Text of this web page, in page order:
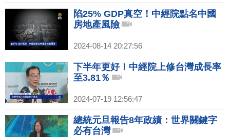
陷25% GDP真空！中經院點名中國
房地產風險
2024-08-14 20:27:56
下半年更好！中經院上修台灣成長率
至3.81％
2024-07-19 12:56:47
總統元旦報告8年政績：世界關鍵字
必有台灣